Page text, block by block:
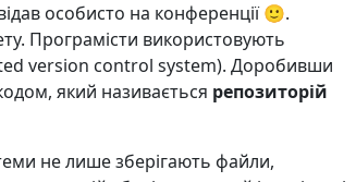
особисто на конференції 🙂.
Програмісти використовують
version control system). Доробивши
який називається репозиторій
не лише зберігають файли,